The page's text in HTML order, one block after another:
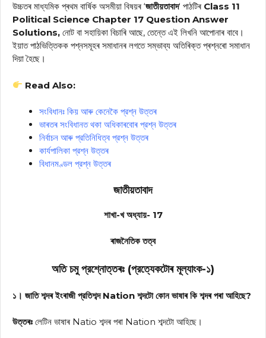
উচ্চতৰ মাধ্যমিক প্ৰথম বাৰ্ষিক অসমীয়া বিষয়ৰ ‘জাতীয়তাবাদ‘ পাঠটিৰ Class 11
Political Science Chapter 17 Question Answer
Solutions, নোট বা সহায়িকা বিচাৰি আছে, তেন্তে এই লিখনি আপোনাৰ বাবে।
ইয়াত পাঠভিত্তিকক পশ্নসমূহৰ সমাধানৰ লগতে সম্ভাব্য অতিৰিক্ত প্ৰশ্নৰো সমাধান
দিয়া হৈছে।
Read Also:
সংবিধানঃ কিয় আৰু কেনেকৈ প্রশ্ন উত্তৰ
ভাৰতৰ সংবিধানত থকা অধিকাৰবোৰ প্রশ্ন উত্তৰ
নির্বাচন আৰু প্রতিনিধিত্ব প্রশ্ন উত্তৰ
কার্যপালিকা প্রশ্ন উত্তৰ
বিধানমণ্ডল প্রশ্ন উত্তৰ
জাতীয়তাবাদ
শাখা-খ অধ্যায়- 17
ৰাজনৈতিক তত্ব
অতি চমু প্রশ্নোত্তৰঃ (প্রত্যেকটোৰ মূল্যাংক-১)
১। জাতি শব্দৰ ইংৰাজী প্রতিশব্দ Nation শব্দটো কোন ভাষাৰ কি শব্দৰ পৰা আহিছে?
উত্তৰঃ লেটিন ভাষাৰ Natio শব্দৰ পৰা Nation শব্দটো আহিছে।